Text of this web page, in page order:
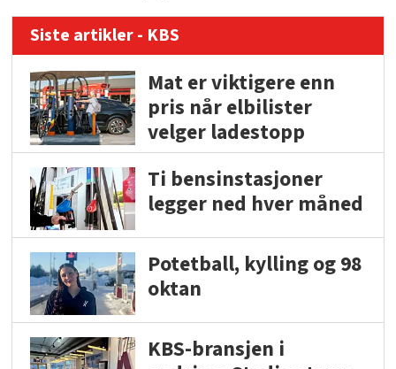
Siste artikler - KBS
Mat er viktigere enn
pris når elbilister
velger ladestopp
Ti bensinstasjoner
legger ned hver måned
Potetball, kylling og 98
oktan
KBS-bransjen i